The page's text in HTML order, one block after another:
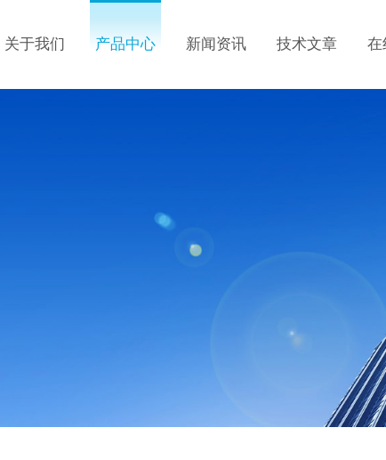
关于我们 产品中心 新闻资讯 技术文章 在